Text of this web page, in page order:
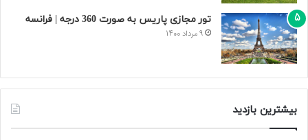
تور مجازی پاریس به صورت 360 درجه | فرانسه
9 مرداد 1400
بیشترین بازدید